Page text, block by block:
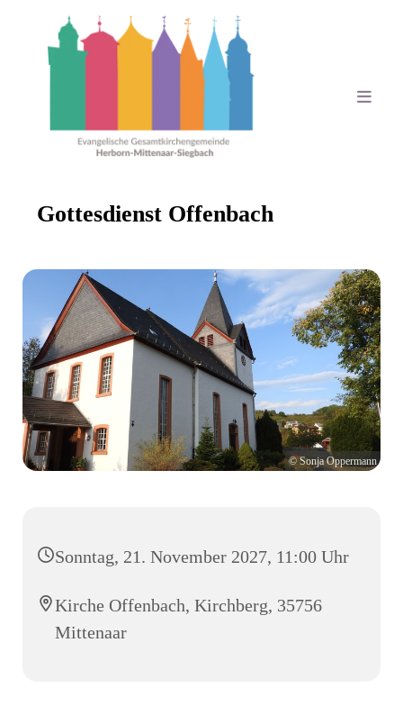
Gottesdienst Offenbach
© Sonja Oppermann
Sonntag, 21. November 2027, 11:00 Uhr
Kirche Offenbach, Kirchberg, 35756
Mittenaar